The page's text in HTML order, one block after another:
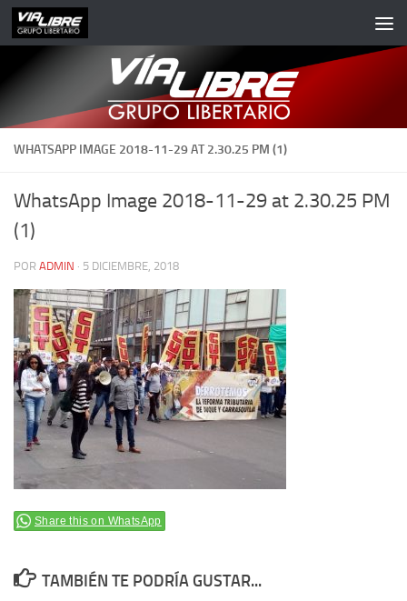
Saltar al contenido
WHATSAPP IMAGE 2018-11-29 AT 2.30.25 PM (1)
WhatsApp Image 2018-11-29 at 2.30.25 PM
(1)
POR ADMIN · 5 DICIEMBRE, 2018
Share this on WhatsApp
TAMBIÉN TE PODRÍA GUSTAR...